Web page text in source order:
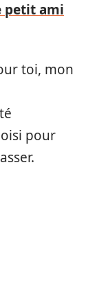
petit ami
toi, mon
pour